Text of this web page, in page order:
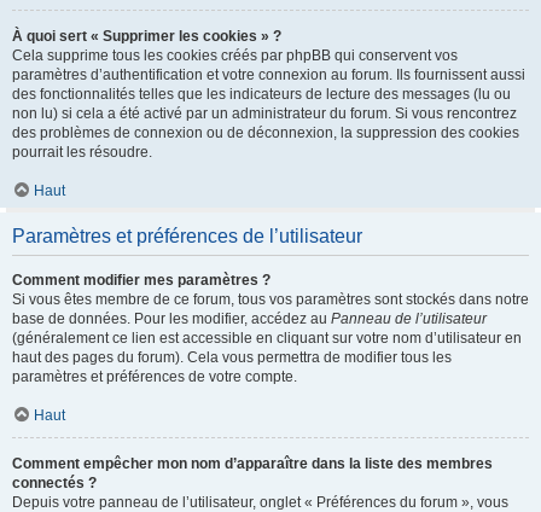
À quoi sert « Supprimer les cookies » ?
Cela supprime tous les cookies créés par phpBB qui conservent vos
paramètres d’authentification et votre connexion au forum. Ils fournissent aussi
des fonctionnalités telles que les indicateurs de lecture des messages (lu ou
non lu) si cela a été activé par un administrateur du forum. Si vous rencontrez
des problèmes de connexion ou de déconnexion, la suppression des cookies
pourrait les résoudre.
Haut
Paramètres et préférences de l’utilisateur
Comment modifier mes paramètres ?
Si vous êtes membre de ce forum, tous vos paramètres sont stockés dans notre
base de données. Pour les modifier, accédez au Panneau de l’utilisateur
(généralement ce lien est accessible en cliquant sur votre nom d’utilisateur en
haut des pages du forum). Cela vous permettra de modifier tous les
paramètres et préférences de votre compte.
Haut
Comment empêcher mon nom d’apparaître dans la liste des membres
connectés ?
Depuis votre panneau de l’utilisateur, onglet « Préférences du forum », vous